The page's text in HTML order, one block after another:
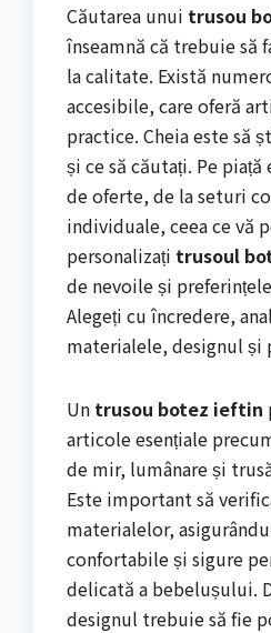
Căutarea unui trusou
înseamnă că trebuie să
la calitate. Există
accesibile, care oferă
practice. Cheia este să
și ce să căutați. Pe
de oferte, de la seturi
individuale, ceea ce vă
personalizați trusoul
de nevoile și
Alegeți cu încredere,
materialele, designul și
Un trusou botez ieftin
articole esențiale
de mir, lumânare și
Este important să
materialelor,
confortabile și sigure
delicată a bebelușului.
designul trebuie să fie